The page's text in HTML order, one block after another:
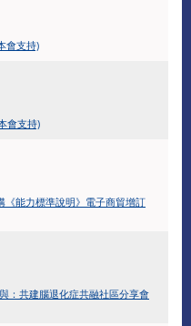
會支持)
會支持)
《能力標準說明》電子商貿增訂
：共建腦退化症共融社區分享會